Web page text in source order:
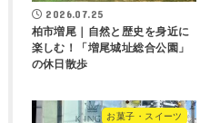
2026.07.25
柏市増尾｜自然と歴史を身近に
楽しむ！「増尾城址総合公園」
の休日散歩
お菓子・スイーツ